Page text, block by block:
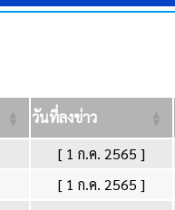
วันที่ลงข่าว
[ 1 ก.ค. 2565 ]
[ 1 ก.ค. 2565 ]